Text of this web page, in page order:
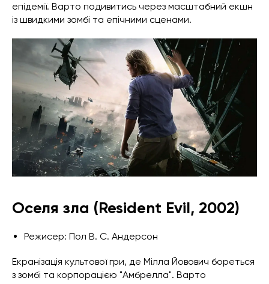
епідемії. Варто подивитись через масштабний екшн
із швидкими зомбі та епічними сценами.
Оселя зла (Resident Evil, 2002)
Режисер: Пол В. С. Андерсон
Екранізація культової гри, де Мілла Йовович бореться
з зомбі та корпорацією "Амбрелла". Варто